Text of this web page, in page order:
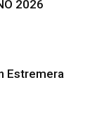
2026
Estremera